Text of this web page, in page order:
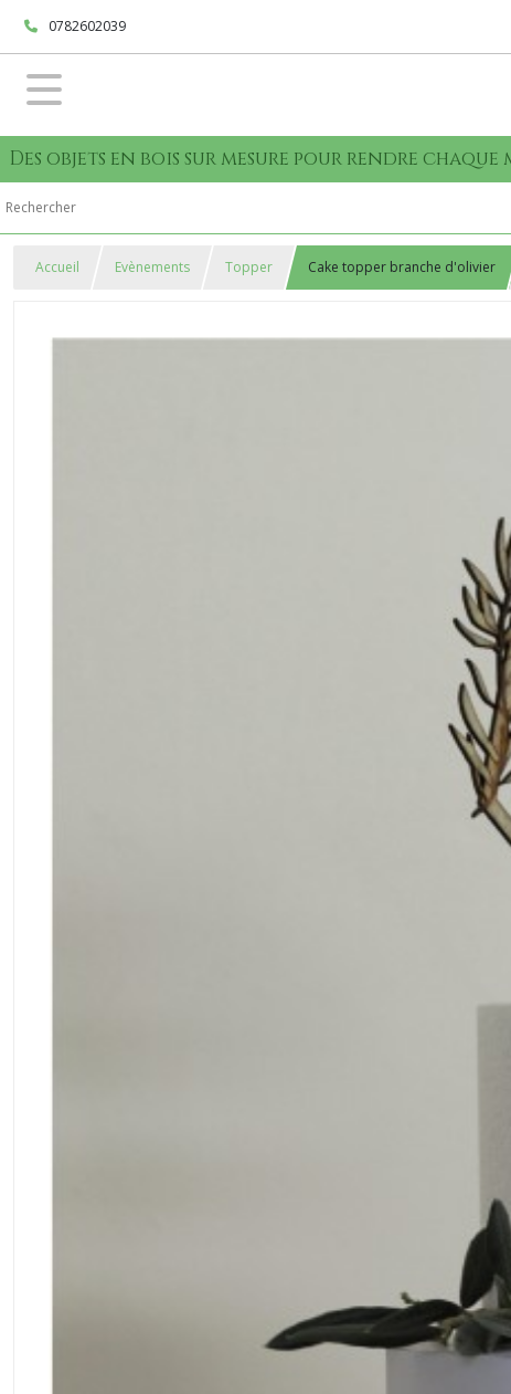
0782602039
Des objets en bois sur mesure pour rendre
Accueil Evènements Topper Cake topper branche d'olivier